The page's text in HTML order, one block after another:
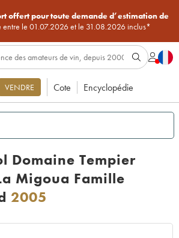
offert pour toute demande d’estimation de
entre le 01.07.2026 et le 31.08.2026 inclus*
VENDRE Cote Encyclopédie
Domaine Tempier
Migoua Famille
2005